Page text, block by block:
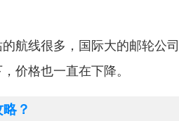
航线很多，国际大的邮轮公
价格也一直在下降。
？